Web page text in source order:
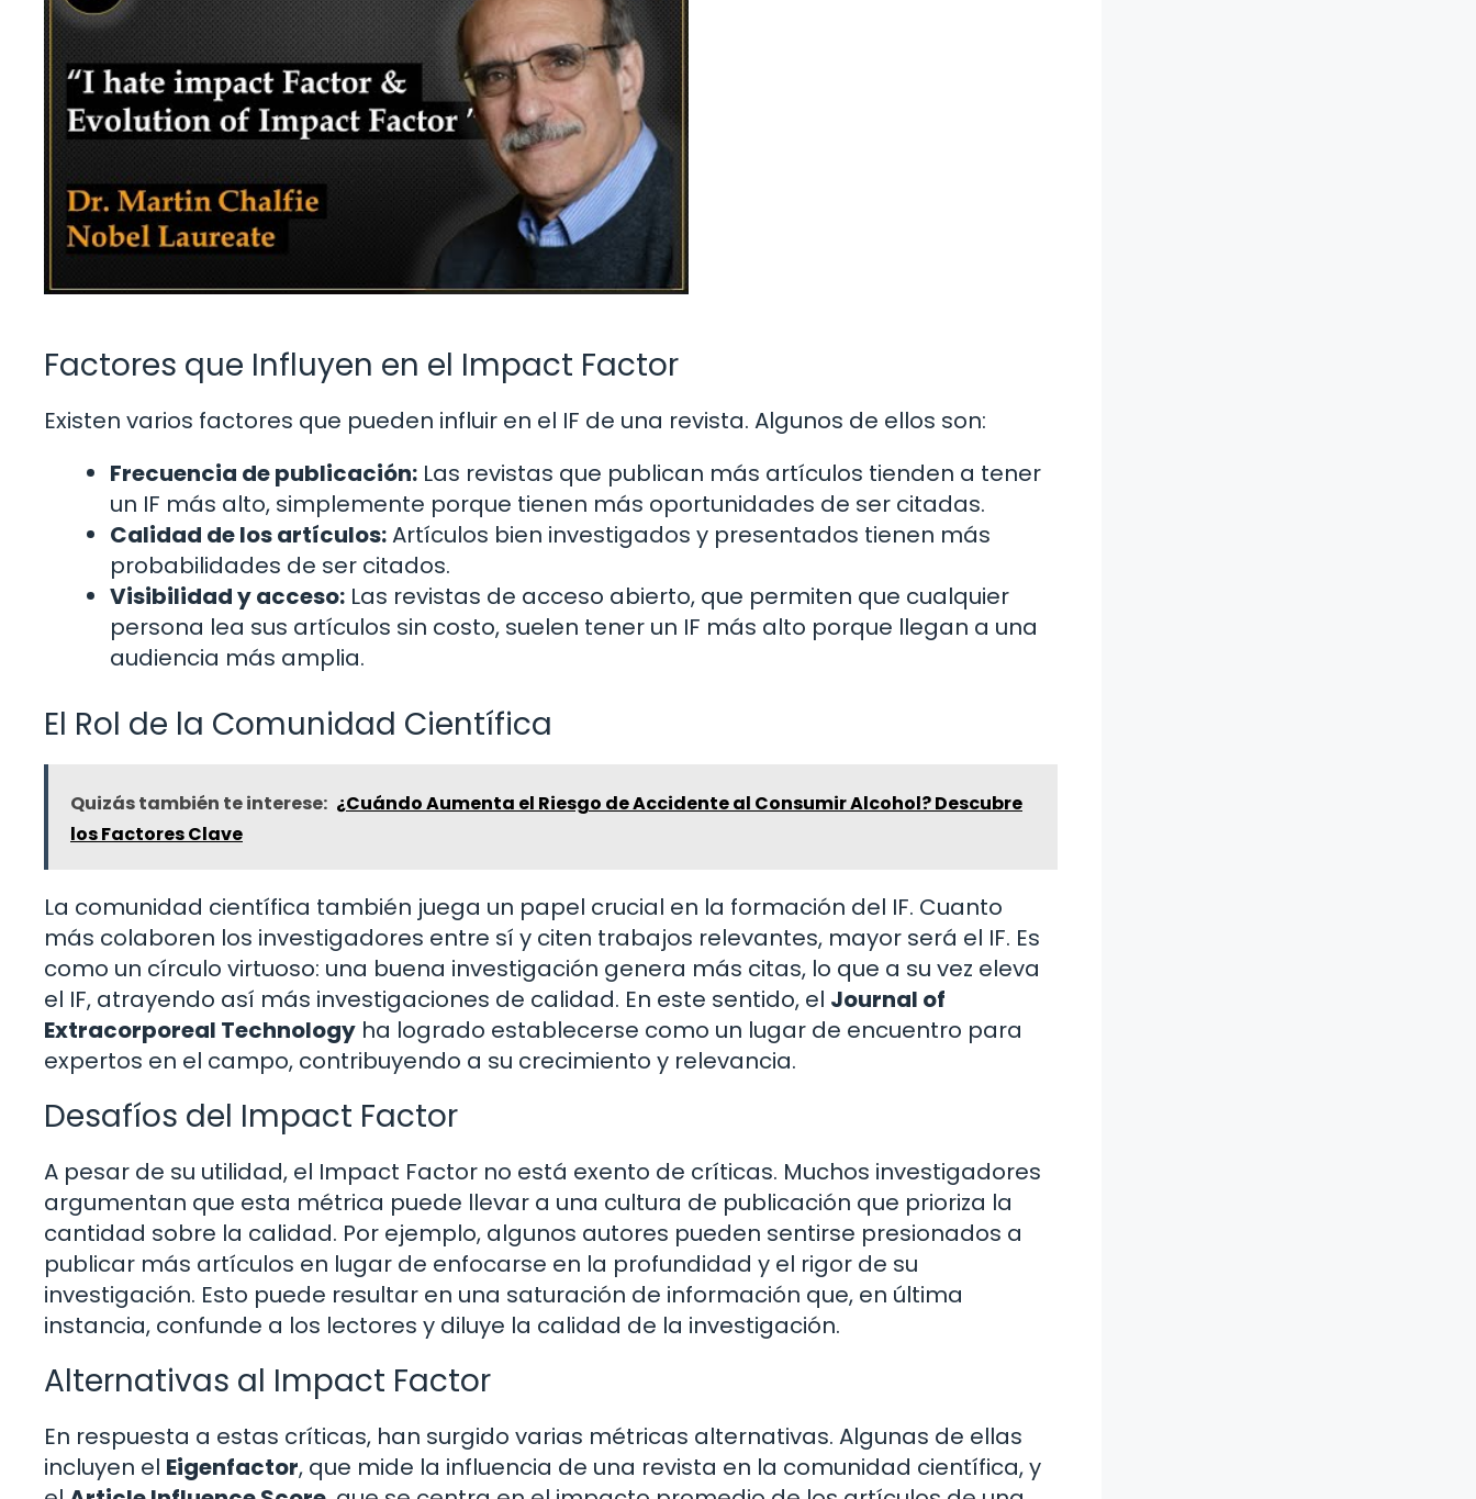
Factores que Influyen en el Impact Factor
Existen varios factores que pueden influir en el IF de una revista. Algunos de ellos son:
Frecuencia de publicación: Las revistas que publican más artículos tienden a tener
un IF más alto, simplemente porque tienen más oportunidades de ser citadas.
Calidad de los artículos:Artículos bien investigados y presentados tienen más
probabilidades de ser citados.
Visibilidad y acceso: Las revistas de acceso abierto, que permiten que cualquier
persona lea sus artículos sin costo, suelen tener un IF más alto porque llegan a una
audiencia más amplia.
El Rol de la Comunidad Científica
Quizás también te interese: ¿Cuándo Aumenta el Riesgo de Accidente al Consumir Alcohol? Descubre
los Factores Clave
La comunidad científica también juega un papel crucial en la formación del IF. Cuanto
más colaboren los investigadores entre sí y citen trabajos relevantes, mayor será el IF. Es
como un círculo virtuoso: una buena investigación genera más citas, lo que a su vez eleva
el IF, atrayendo así más investigaciones de calidad. En este sentido, el Journal of
Extracorporeal Technology ha logrado establecerse como un lugar de encuentro para
expertos en el campo, contribuyendo a su crecimiento y relevancia.
Desafíos del Impact Factor
A pesar de su utilidad, el Impact Factor no está exento de críticas. Muchos investigadores
argumentan que esta métrica puede llevar a una cultura de publicación que prioriza la
cantidad sobre la calidad. Por ejemplo, algunos autores pueden sentirse presionados a
publicar más artículos en lugar de enfocarse en la profundidad y el rigor de su
investigación. Esto puede resultar en una saturación de información que, en última
instancia, confunde a los lectores y diluye la calidad de la investigación.
Alternativas al Impact Factor
En respuesta a estas críticas, han surgido varias métricas alternativas. Algunas de ellas
incluyen el Eigenfactor, que mide la influencia de una revista en la comunidad científica, y